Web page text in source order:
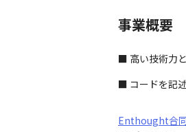
事業概要
■ 高い技術力
■ コードを記
Enthought合